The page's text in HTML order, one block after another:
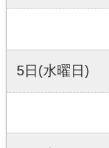
5日(水曜日)